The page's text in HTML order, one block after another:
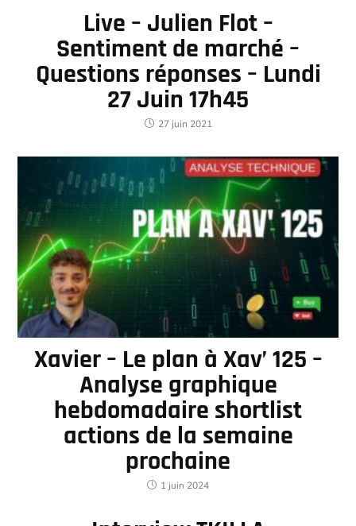
Live – Julien Flot –
Sentiment de marché –
Questions réponses – Lundi
27 Juin 17h45
27 juin 2021
Xavier – Le plan à Xav’ 125 –
Analyse graphique
hebdomadaire shortlist
actions de la semaine
prochaine
1 juin 2024